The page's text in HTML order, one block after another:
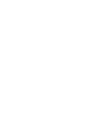
definizione
del Governo
legislativa
dei LEA -
Regione
artt. 1, 2, 3,
commi
Serie